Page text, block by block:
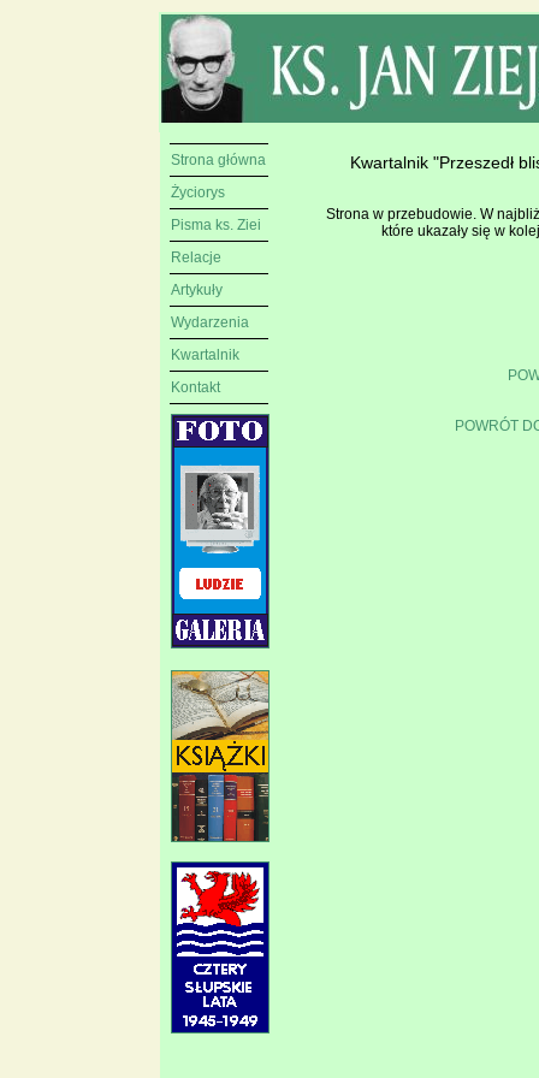
Strona główna
Życiorys
Pisma ks. Ziei
Relacje
Artykuły
Wydarzenia
Kwartalnik
Kontakt
Kwartalnik "Przeszedł
Strona w przebudowie. W
które ukazały się w
POWRÓT